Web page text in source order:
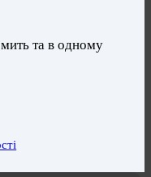
та в одному